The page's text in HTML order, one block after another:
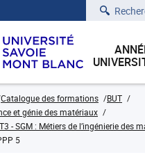
Rechercher
Catalogue des formations
BUT
et génie des matériaux
- SGM : Métiers de l’ingénierie
5